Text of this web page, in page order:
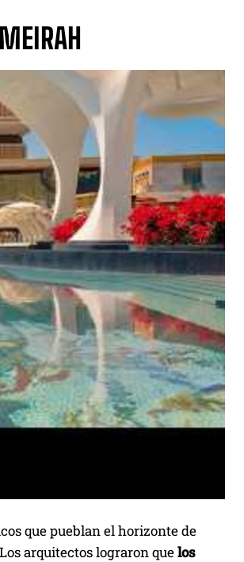
que pueblan el horizonte de
arquitectos lograron quelos